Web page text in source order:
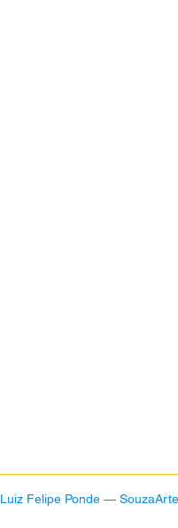
Luiz Felipe Ponde — SouzaArte.